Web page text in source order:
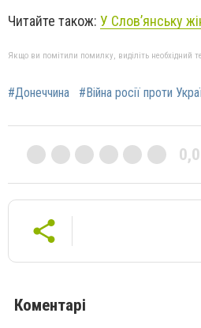
Читайте також: У Слов’янську
Якщо ви помітили помилку, виділіть необхідний
#Донеччина #Війна росії проти
0,0
Коментарі